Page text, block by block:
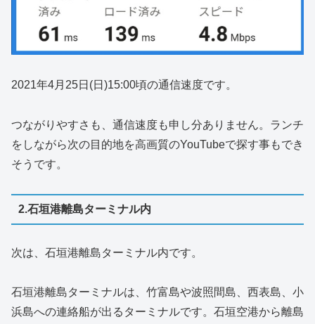
2021年4月25日(日)15:00頃の通信速度です。
つながりやすさも、通信速度も申し分ありません。ランチ
をしながら次の目的地を高画質のYouTubeで探す事もでき
そうです。
2.石垣港離島ターミナル内
次は、石垣港離島ターミナル内です。
石垣港離島ターミナルは、竹富島や波照間島、西表島、小
浜島への連絡船が出るターミナルです。石垣空港から離島